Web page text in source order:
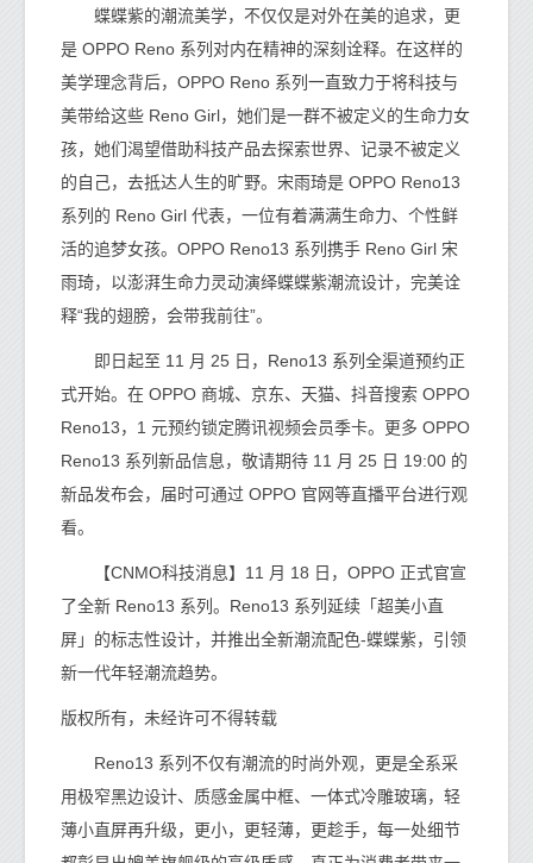
蝶蝶紫的潮流美学，不仅仅是对外在美的追求，更
是 OPPO Reno 系列对内在精神的深刻诠释。在这样的
美学理念背后，OPPO Reno 系列一直致力于将科技与
美带给这些 Reno Girl，她们是一群不被定义的生命力女
孩，她们渴望借助科技产品去探索世界、记录不被定义
的自己，去抵达人生的旷野。宋雨琦是 OPPO Reno13
系列的 Reno Girl 代表，一位有着满满生命力、个性鲜
活的追梦女孩。OPPO Reno13 系列携手 Reno Girl 宋
雨琦，以澎湃生命力灵动演绎蝶蝶紫潮流设计，完美诠
释“我的翅膀，会带我前往”。
即日起至 11 月 25 日，Reno13 系列全渠道预约正
式开始。在 OPPO 商城、京东、天猫、抖音搜索 OPPO
Reno13，1 元预约锁定腾讯视频会员季卡。更多 OPPO
Reno13 系列新品信息，敬请期待 11 月 25 日 19:00 的
新品发布会，届时可通过 OPPO 官网等直播平台进行观
看。
【CNMO科技消息】11 月 18 日，OPPO 正式官宣
了全新 Reno13 系列。Reno13 系列延续「超美小直
屏」的标志性设计，并推出全新潮流配色-蝶蝶紫，引领
新一代年轻潮流趋势。
版权所有，未经许可不得转载
Reno13 系列不仅有潮流的时尚外观，更是全系采
用极窄黑边设计、质感金属中框、一体式冷雕玻璃，轻
薄小直屏再升级，更小，更轻薄，更趁手，每一处细节